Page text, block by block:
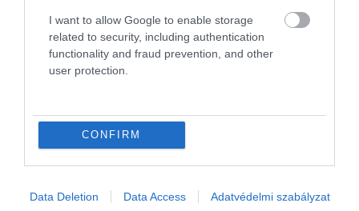
I want to allow Google to enable storage
related to security, including authentication
functionality and fraud prevention, and other
user protection.
CONFIRM
Data Deletion Data Access Adatvédelmi szabályzat
Lajos herceg jövőjére is hatással lehet az
András körül kialakult botrány
Sarolta II. Erzsébetnek köszönheti
Ez a tanács segítette Katalin hercegnét,
hogy elkerülje a királyi buktatókat
Mumby/Indigo/Getty Images